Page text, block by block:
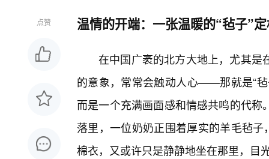
点赞 温情的开端：一张温暖的“毡子”
在中国广袤的北方大地上，尤其是
的意象，常常会触动人心——那就是“
而是一个充满画面感和情感共鸣的代
落里，一位奶奶正围着厚实的羊毛毡
棉衣，又或许只是静静地坐在那里，目